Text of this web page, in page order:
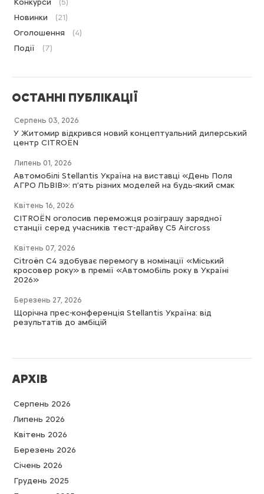
Конкурси
(5)
Новинки
(21)
Оголошення
(4)
Події
(7)
ОСТАННІ ПУБЛІКАЦІЇ
Серпень 03, 2026
У Житомир відкрився новий концептуальний дилерський
центр CITROËN
Липень 01, 2026
Автомобілі Stellantis Україна на виставці «День Поля
АГРО ЛЬВІВ»: п’ять різних моделей на будь-який смак
Квітень 16, 2026
CITROËN оголосив переможця розіграшу зарядної
станції серед учасників тест-драйву C5 Aircross
Квітень 07, 2026
Citroën C4 здобуває перемогу в номінації «Міський
кросовер року» в премії «Автомобіль року в Україні
2026»
Березень 27, 2026
Щорічна прес-конференція Stellantis Україна: від
результатів до амбіцій
АРХІВ
Серпень 2026
Липень 2026
Квітень 2026
Березень 2026
Cічень 2026
Грудень 2025